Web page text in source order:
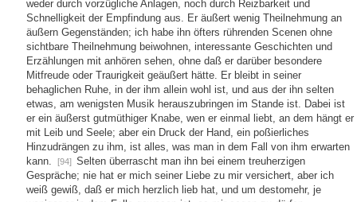
weder durch vorzügliche Anlagen, noch durch Reizbarkeit und
Schnelligkeit der Empfindung aus. Er äußert wenig Theilnehmung an
äußern Gegenständen; ich habe ihn öfters rührenden Scenen ohne
sichtbare Theilnehmung beiwohnen, interessante Geschichten und
Erzählungen mit anhören sehen, ohne daß er darüber besondere
Mitfreude oder Traurigkeit geäußert hätte. Er bleibt in seiner
behaglichen Ruhe, in der ihm allein wohl ist, und aus der ihn selten
etwas, am wenigsten Musik herauszubringen im Stande ist. Dabei ist
er ein äußerst gutmüthiger Knabe, wen er einmal liebt, an dem hängt er
mit Leib und Seele; aber ein Druck der Hand, ein poßierliches
Hinzudrängen zu ihm, ist alles, was man in dem Fall von ihm erwarten
kann.
[94] Selten überrascht man ihn bei einem treuherzigen
Gespräche; nie hat er mich seiner Liebe zu mir versichert, aber ich
weiß gewiß, daß er mich herzlich lieb hat, und um destomehr, je